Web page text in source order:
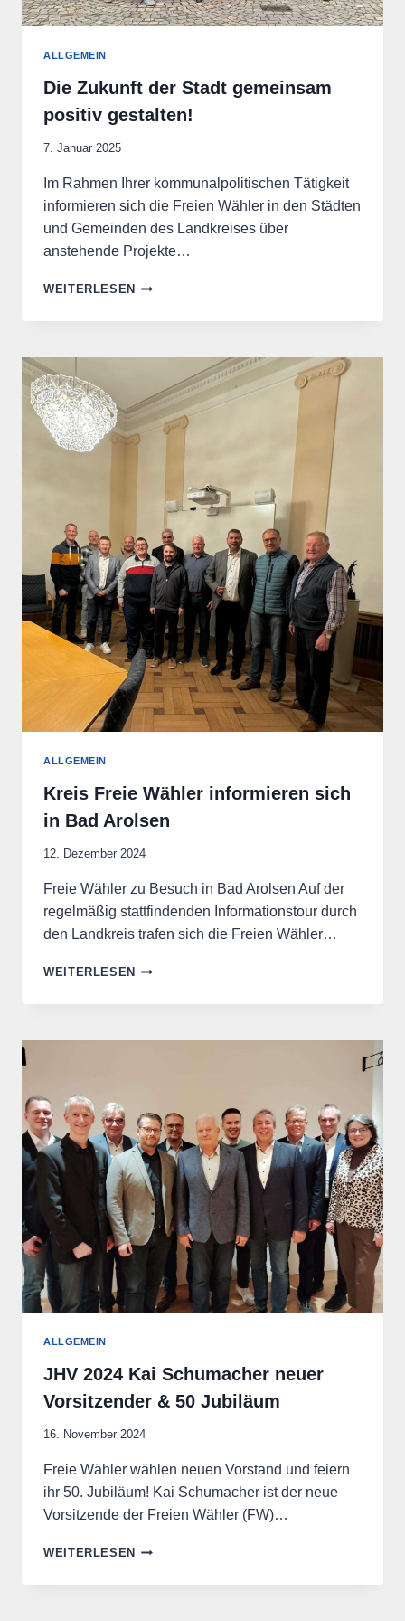
ALLGEMEIN
Die Zukunft der Stadt gemeinsam
positiv gestalten!
7. Januar 2025
Im Rahmen Ihrer kommunalpolitischen Tätigkeit
informieren sich die Freien Wähler in den Städten
und Gemeinden des Landkreises über
anstehende Projekte…
WEITERLESEN DIE
DER
GEMEINSAM
GESTALTEN!
ALLGEMEIN
Kreis Freie Wähler informieren sich
in Bad Arolsen
12. Dezember 2024
Freie Wähler zu Besuch in Bad Arolsen Auf der
regelmäßig stattfindenden Informationstour durch
den Landkreis trafen sich die Freien Wähler…
WEITERLESEN KREIS
WÄHLER
SICH
ALLGEMEIN
JHV 2024 Kai Schumacher neuer
Vorsitzender & 50 Jubiläum
16. November 2024
Freie Wähler wählen neuen Vorstand und feiern
ihr 50. Jubiläum! Kai Schu­ma­cher ist der neue
Vor­sit­zen­de der Frei­en Wäh­ler (FW)…
WEITERLESEN JHV
KAI